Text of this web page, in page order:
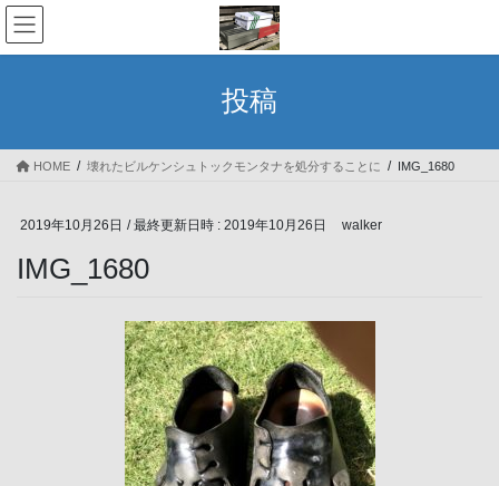
コ
ン
テ
ス
ナ
ビ
ゲ
ン
投稿
HOME 壊れたビルケンシュトックモンタナを処分することに IMG_1680
2019年10月26日 / 最終更新日時 : 2019年10月26日 walker
IMG_1680